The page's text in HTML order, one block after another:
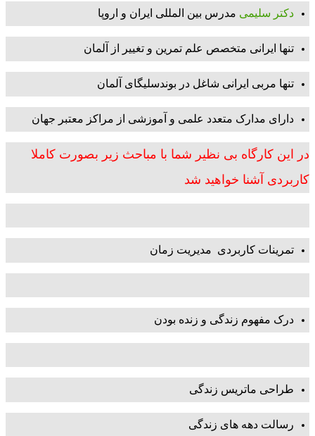
دکتر سلیمی مدرس بین المللی ایران و اروپا
تنها ایرانی متخصص علم تمرین و تغییر از آلمان
تنها مربی ایرانی شاغل در بوندسلیگای آلمان
دارای مدارک متعدد علمی و آموزشی از مراکز معتبر جهان
در این کارگاه بی نظیر شما با مباحث زیر بصورت کاملا
کاربردی آشنا خواهید شد
تمرینات کاربردی مدیریت زمان
درک مفهوم زندگی و زنده بودن
طراحی ماتریس زندگی
رسالت دهه های زندگی